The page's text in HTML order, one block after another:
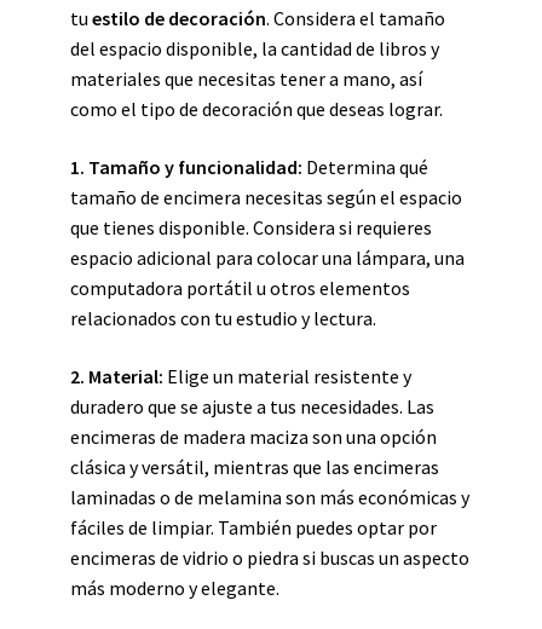
tu estilo de decoración. Considera el tamaño
del espacio disponible, la cantidad de libros y
materiales que necesitas tener a mano, así
como el tipo de decoración que deseas lograr.
1. Tamaño y funcionalidad: Determina qué
tamaño de encimera necesitas según el espacio
que tienes disponible. Considera si requieres
espacio adicional para colocar una lámpara, una
computadora portátil u otros elementos
relacionados con tu estudio y lectura.
2. Material: Elige un material resistente y
duradero que se ajuste a tus necesidades. Las
encimeras de madera maciza son una opción
clásica y versátil, mientras que las encimeras
laminadas o de melamina son más económicas y
fáciles de limpiar. También puedes optar por
encimeras de vidrio o piedra si buscas un aspecto
más moderno y elegante.